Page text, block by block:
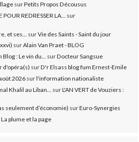
surPetits Propos Décousus
REDRESSER LA...
sur
et ses...
surVie des Saints - Saint du jour
surAlain Van Praet - BLOG
: Le vin du...
surDocteur Sangsue
d'opéra(s) surD'r Elsass blog fum Ernest-Emile
2026 surl'information nationaliste
Khalil au Liban...
surL'AN VERT de Vouziers :
seulement d’économie) surEuro-Synergies
La plume et la page